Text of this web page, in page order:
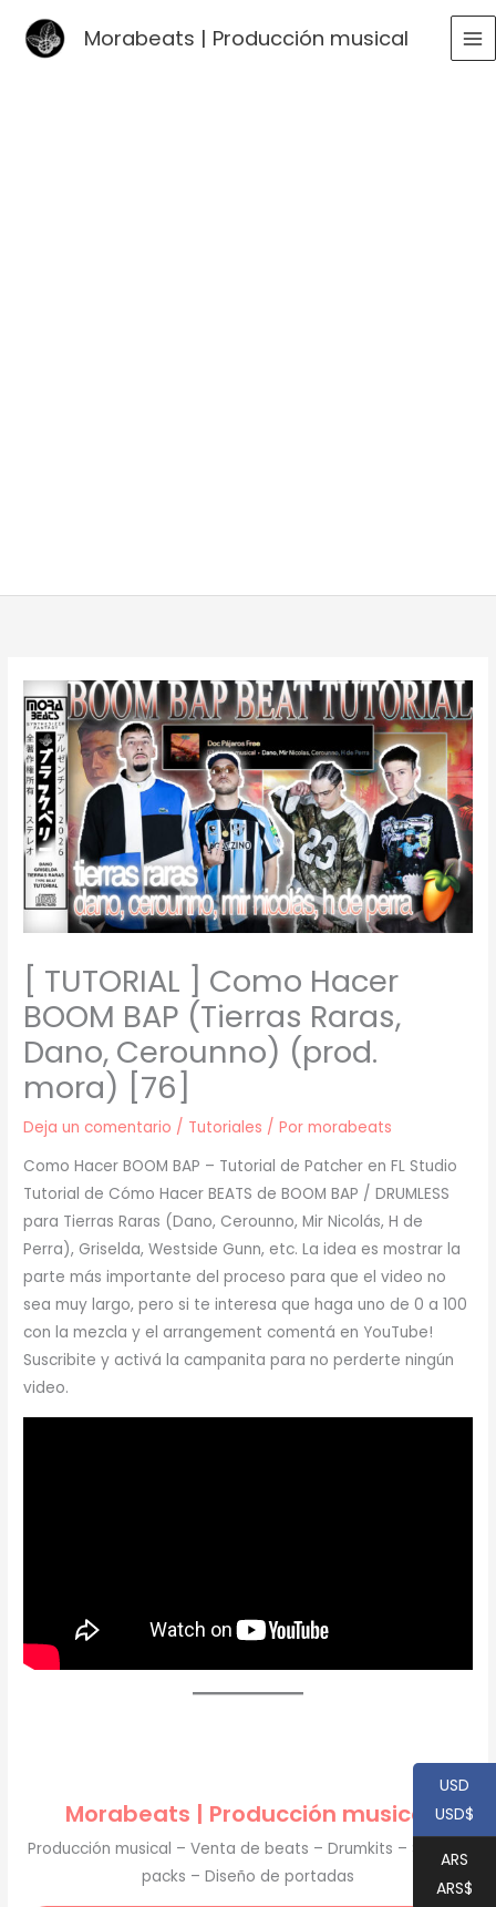
Morabeats | Producción musical
[ TUTORIAL ] Como Hacer
BOOM BAP (Tierras Raras,
Dano, Cerounno) (prod.
mora) [76]
Deja un comentario / Tutoriales / Pormorabeats
Como Hacer BOOM BAP – Tutorial de Patcher en FL Studio
Tutorial de Cómo Hacer BEATS de BOOM BAP / DRUMLESS
para Tierras Raras (Dano, Cerounno, Mir Nicolás, H de
Perra), Griselda, Westside Gunn, etc. La idea es mostrar la
parte más importante del proceso para que el video no
sea muy largo, pero si te interesa que haga uno de 0 a 100
con la mezcla y el arrangement comentá en YouTube!
Suscribite y activá la campanita para no perderte ningún
video.
Morabeats | Producción musical
Producción musical – Venta de beats – Drumkits – Sample
packs – Diseño de portadas
USD
USD$
ARS
ARS$